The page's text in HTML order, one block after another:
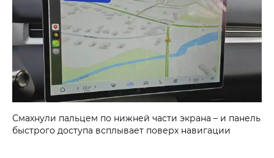
Смахнули пальцем по нижней части экрана – и панель
быстрого доступа всплывает поверх навигации